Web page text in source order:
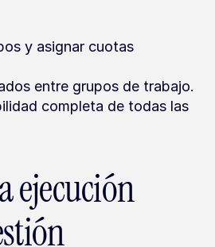
y asignar cuotas
entre grupos de trabajo.
completa de todas las
ejecución